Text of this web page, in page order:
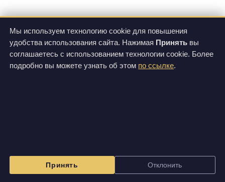
Мы используем технологию cookie для повышения
удобства использования сайта. Нажимая Принять вы
соглашаетесь с использованием технологии cookie. Более
подробно вы можете узнать об этом по ссылке.
Принять Отклонить